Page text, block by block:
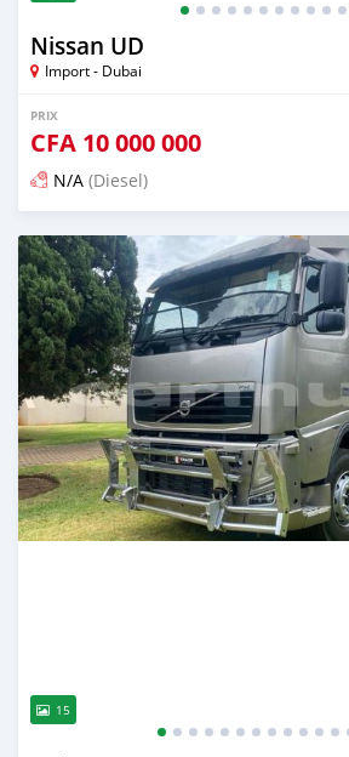
Nissan UD
Import - Dubai
PRIX
CFA 10 000 000
N/A (Diesel)
Publié il y a plus de 2 ans
15